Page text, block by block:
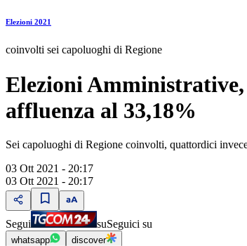
Elezioni 2021
coinvolti sei capoluoghi di Regione
Elezioni
affluenza al 33,18%
Sei capoluoghi di Regione coinvolti, quattordici
03 Ott 2021 - 20:17
03 Ott 2021 - 20:17
Segui suSeguici su
whatsapp discover